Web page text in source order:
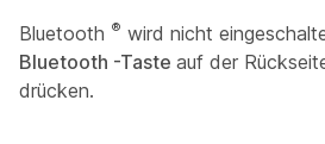
Bluetooth ® wird nicht
Bluetooth -Taste auf der
drücken.